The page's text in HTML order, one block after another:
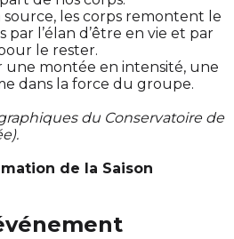
les corps remontent le
par l’élan d’être en vie et par
le rester.
une montée en intensité, une
dans la force du groupe.
du Conservatoire de
de la Saison